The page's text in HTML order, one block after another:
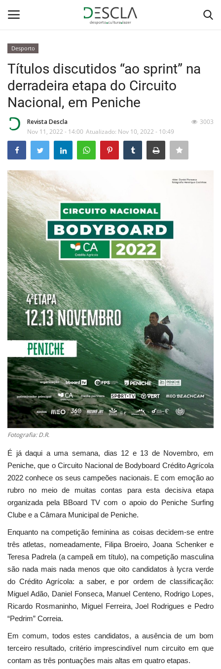
Home
Desporto
Sobre Nós
Educação
Estatuto Editorial
Saúde
Ficha técnica
Cultura
Lazer
Ambiente
Desporto
Títulos discutidos “ao sprint” na
derradeira etapa do Circuito
Nacional, em Peniche
Revista Descla
Nov 11, 2022 - 14:00 Atualizado: Nov 10, 2022 - 10:49
3003
Fotografia: D.R.
É já daqui a uma semana, dias 12 e 13 de Novembro, em
Peniche, que o Circuito Nacional de Bodyboard Crédito Agrícola
2022 conhece os seus campeões nacionais. E com emoção ao
rubro no meio de muitas contas para esta decisiva etapa
organizada pela BBoard TV com o apoio do Peniche Surfing
Clube e a Câmara Municipal de Peniche.
Enquanto na competição feminina as coisas decidem-se entre
três atletas, nomeadamente, Filipa Broeiro, Joana Schenker e
Teresa Padrela (a campeã em título), na competição masculina
são nada mais nada menos que oito candidatos à lycra verde
do Crédito Agrícola: a saber, e por ordem de classificação:
Miguel Adão, Daniel Fonseca, Manuel Centeno, Rodrigo Lopes,
Ricardo Rosmaninho, Miguel Ferreira, Joel Rodrigues e Pedro
“Pedrim” Correia.
Em comum, todos estes candidatos, a ausência de um bom
terceiro resultado, critério imprescindível num circuito em que
contam as três pontuações mais altas em quatro etapas.